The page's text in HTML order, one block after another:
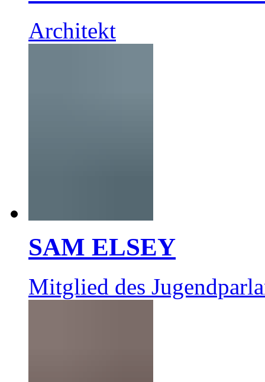
Architekt
SAM ELSEY
Mitglied des